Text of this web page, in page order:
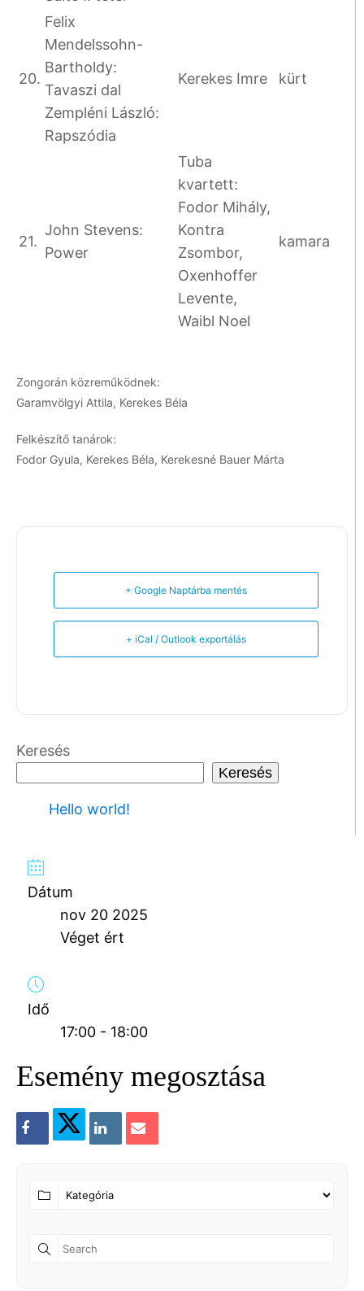
20.
Felix
Mendelssohn-
Bartholdy:
Tavaszi dal
Zempléni László:
Rapszódia
Kerekes Imre kürt
21.
John Stevens:
Power
Tuba
kvartett:
Fodor Mihály,
Kontra
Zsombor,
Oxenhoffer
Levente,
Waibl Noel
kamara
Zongorán közreműködnek:
Garamvölgyi Attila, Kerekes Béla
Felkészítő tanárok:
Fodor Gyula, Kerekes Béla, Kerekesné Bauer Márta
+ Google Naptárba mentés
+ iCal / Outlook exportálás
Keresés
Keresés
Hello world!
Dátum
nov 20 2025
Véget ért
Idő
17:00 - 18:00
Esemény megosztása